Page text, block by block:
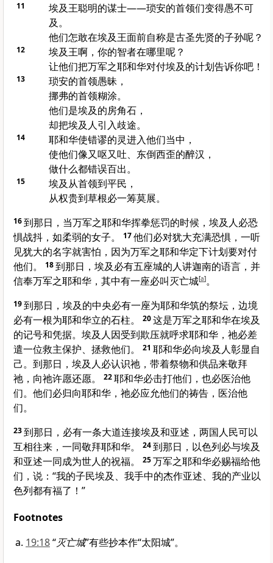
11
埃及王聪明的谋士——琐安的首领们变得愚不可
及。
他们怎敢在埃及王面前自称是古圣先贤的子孙呢？
12
埃及王啊，你的智者在哪里呢？
让他们把万军之耶和华对付埃及的计划告诉你吧！
13
琐安的首领愚昧，
挪弗的首领糊涂。
他们是埃及的房角石，
却把埃及人引入歧途。
14
耶和华使错谬的灵进入他们当中，
使他们像又呕又吐、东倒西歪的醉汉，
做什么都错误百出。
15
埃及从首领到平民，
从权贵到草根必一筹莫展。
16到那日，当万军之耶和华挥拳惩罚的时候，埃及人必恐
惧战抖，如柔弱的女子。
17他们必对犹大充满恐惧，一听
见犹大的名字就害怕，因为万军之耶和华定下计划要对付
他们。
18到那日，埃及必有五座城的人讲迦南的语言，并
信奉万军之耶和华，其中有一座必叫灭亡城[a]。
19到那日，埃及的中央必有一座为耶和华筑的祭坛，边境
必有一根为耶和华立的石柱。
20这是万军之耶和华在埃及
的记号和凭据。埃及人因受到欺压就呼求耶和华，祂必差
遣一位救主保护、拯救他们。
21 耶和华必向埃及人彰显自
己。到那日，埃及人必认识祂，带着祭物和供品来敬拜
祂，向祂许愿还愿。
22耶和华必击打他们，也必医治他
们。他们必归向耶和华，祂必应允他们的祷告，医治他
们。
23到那日，必有一条大道连接埃及和亚述，两国人民可以
互相往来，一同敬拜耶和华。
24到那日，以色列必与埃及
和亚述一同成为世人的祝福。
25万军之耶和华必赐福给他
们，说：“我的子民埃及、我手中的杰作亚述、我的产业以
色列都有福了！”
Footnotes
19:18“灭亡城”有些抄本作“太阳城”。